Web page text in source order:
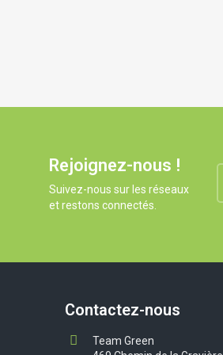
Rejoignez-nous !
Suivez-nous sur les réseaux
et restons connectés.
Contactez-nous
Team Green